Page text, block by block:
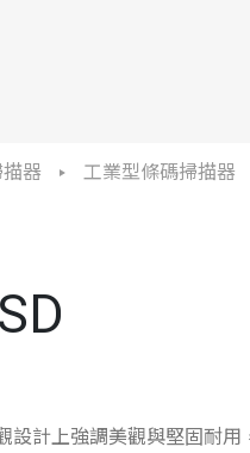
器 工業型條碼掃描器
設計上強調美觀與堅固耐